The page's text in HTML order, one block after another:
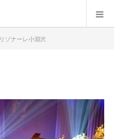
リゾナーレ小淵沢